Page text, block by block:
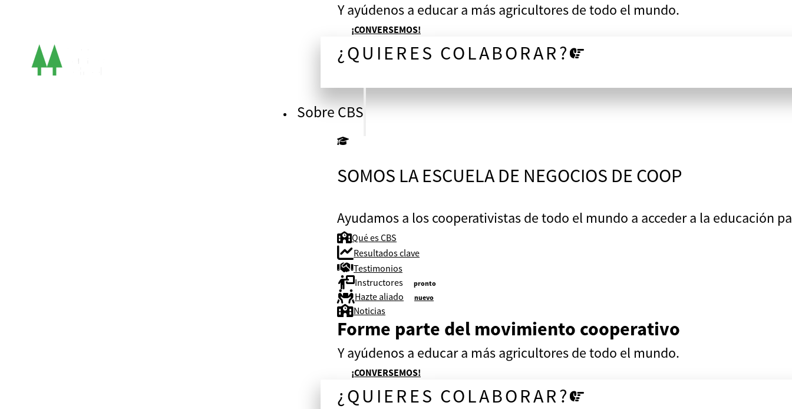
Y ayúdenos a educar a más agricultores de todo el mundo.
¡CONVERSEMOS!
¿QUIERES COLABORAR?
Sobre CBS
SOMOS LA ESCUELA DE NEGOCIOS DE COOP
Ayudamos a los cooperativistas de todo el mundo a acceder a la educación
Qué es CBS
Resultados clave
Testimonios
Instructores
pronto
Hazte aliado nuevo
Noticias
Forme parte del movimiento cooperativo
Y ayúdenos a educar a más agricultores de todo el mundo.
¡CONVERSEMOS!
¿QUIERES COLABORAR?